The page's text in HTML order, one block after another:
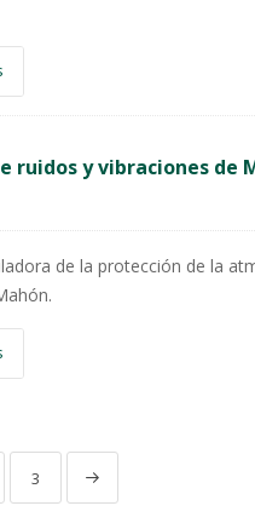
ruidos y vibraciones de
de la protección de la
3